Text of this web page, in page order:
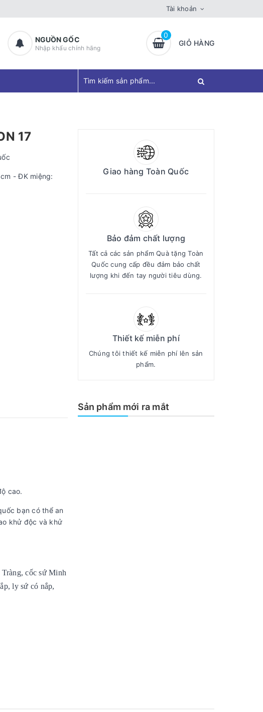
Tài khoản
NGUỒN GỐC
Nhập khẩu chính hãng
0
GIỎ HÀNG
17
- ĐK miệng:
Giao hàng Toàn Quốc
Bảo đảm chất lượng
Tất cả các sản phẩm Quà tặng Toàn
Quốc cung cấp đều đảm bảo chất
lượng khi đến tay người tiêu dùng.
Thiết kế miễn phí
Chúng tôi thiết kế miễn phí lên sản
phẩm.
cao.
bạn có thể an
khử độc và khử
cốc sứ Minh
ly sứ có nắp,
Sản phẩm mới ra mắt